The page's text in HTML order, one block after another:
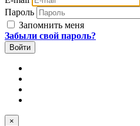
Пароль
Запомнить меня
Забыли свой пароль?
×